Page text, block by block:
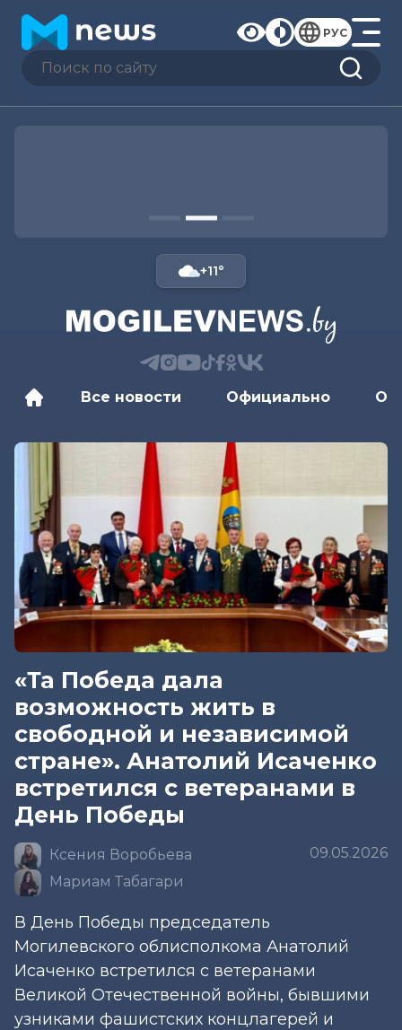
РУС
+11°
Все новости Официально
«Та Победа дала
возможность жить в
свободной и независимой
стране». Анатолий Исаченко
встретился с ветеранами в
День Победы
Ксения Воробьева
Мариам Табагари
09.05.2026
В День Победы председатель
Могилевского облисполкома Анатолий
Исаченко встретился с ветеранами
Великой Отечественной войны, бывшими
узниками фашистских концлагерей и